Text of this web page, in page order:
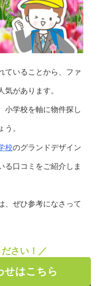
ていることから、ファ
気があります。
小学校を軸に物件探し
う。
校のグランドデザイン
る口コミをご紹介しま
、ぜひ参考になさって
さい！／
せはこちら